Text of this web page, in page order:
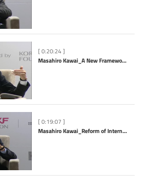
[ 0:20:24 ]
Masahiro Kawai_A New Framework for Global Rebalancing
[ 0:19:07 ]
Masahiro Kawai_Reform of International Financial Governance - An Asian Perspective